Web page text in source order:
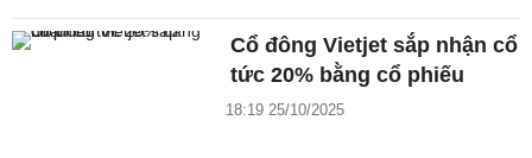
Cổ đông Vietjet sắp nhận cổ
tức 20% bằng cổ phiếu
18:19 25/10/2025